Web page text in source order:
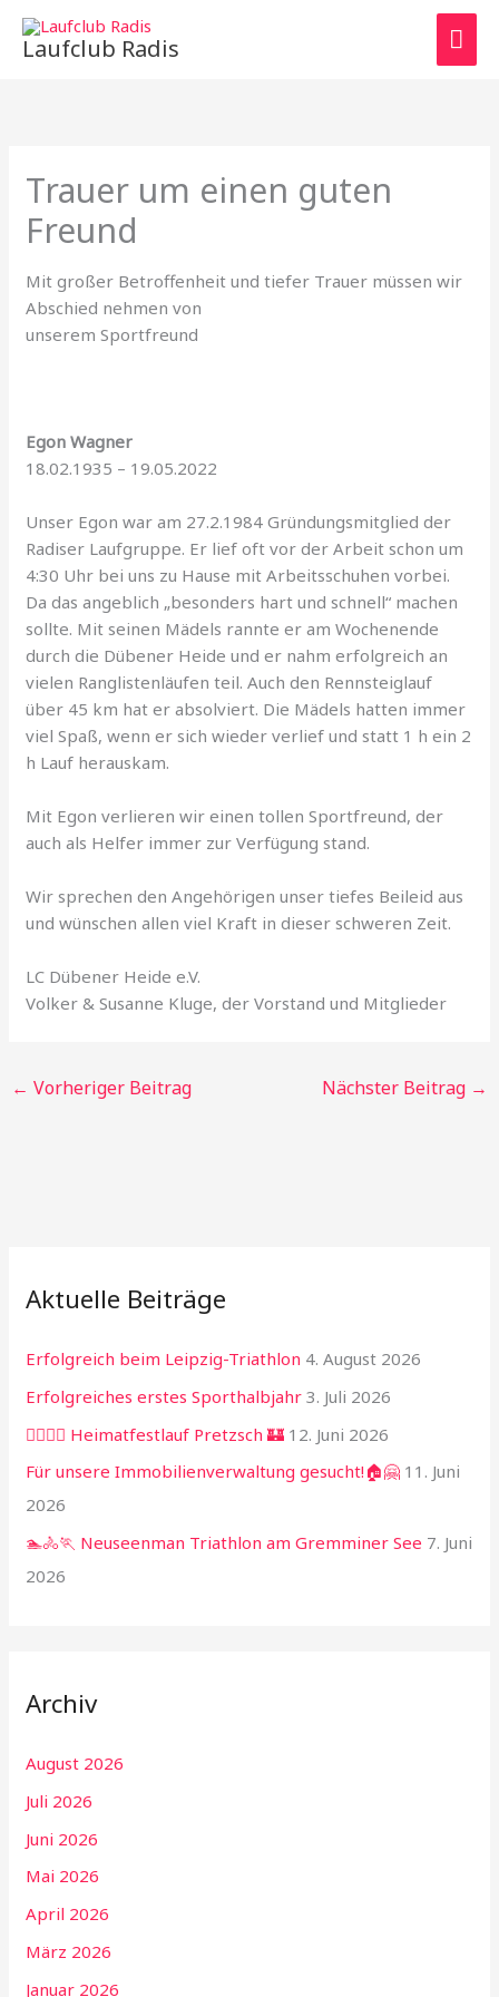
Zum
InhaltLaufclub Radis
Trauer um einen guten
Freund
Mit großer Betroffenheit und tiefer Trauer müssen wir
Abschied nehmen von
unserem Sportfreund
Egon Wagner
18.02.1935 – 19.05.2022
Unser Egon war am 27.2.1984 Gründungsmitglied der
Radiser Laufgruppe. Er lief oft vor der Arbeit schon um
4:30 Uhr bei uns zu Hause mit Arbeitsschuhen vorbei.
Da das angeblich „besonders hart und schnell“ machen
sollte. Mit seinen Mädels rannte er am Wochenende
durch die Dübener Heide und er nahm erfolgreich an
vielen Ranglistenläufen teil. Auch den Rennsteiglauf
über 45 km hat er absolviert. Die Mädels hatten immer
viel Spaß, wenn er sich wieder verlief und statt 1 h ein 2
h Lauf herauskam.
Mit Egon verlieren wir einen tollen Sportfreund, der
auch als Helfer immer zur Verfügung stand.
Wir sprechen den Angehörigen unser tiefes Beileid aus
und wünschen allen viel Kraft in dieser schweren Zeit.
LC Dübener Heide e.V.
Volker & Susanne Kluge, der Vorstand und Mitglieder
← Vorheriger Beitrag Nächster Beitrag →
Aktuelle Beiträge
Erfolgreich beim Leipzig-Triathlon 4. August 2026
Erfolgreiches erstes Sporthalbjahr 3. Juli 2026
🏃‍♂️🏃‍♀️ Heimatfestlauf Pretzsch 🏰 12. Juni 2026
Für unsere Immobilienverwaltung gesucht!🏠🤗 11. Juni
2026
🏊🚴🏃 Neuseenman Triathlon am Gremminer See 7. Juni
2026
Archiv
August 2026
Juli 2026
Juni 2026
Mai 2026
April 2026
März 2026
Januar 2026